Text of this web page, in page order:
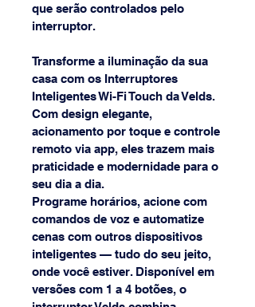
que serão controlados pelo
interruptor.
Transforme a iluminação da sua
casa com os Interruptores
Inteligentes Wi-Fi Touch da Velds.
Com design elegante,
acionamento por toque e controle
remoto via app, eles trazem mais
praticidade e modernidade para o
seu dia a dia.
Programe horários, acione com
comandos de voz e automatize
cenas com outros dispositivos
inteligentes — tudo do seu jeito,
onde você estiver. Disponível em
versões com 1 a 4 botões, o